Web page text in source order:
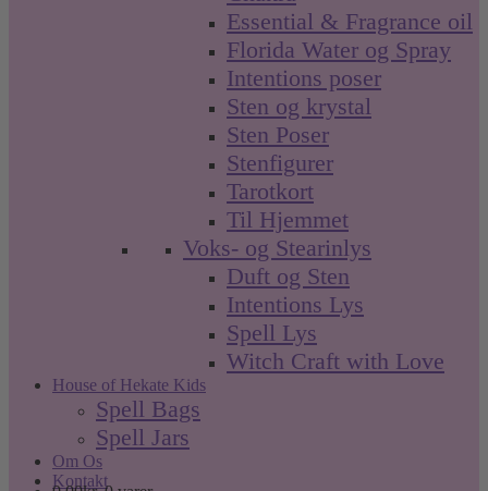
Essential & Fragrance oil
Florida Water og Spray
Intentions poser
Sten og krystal
Sten Poser
Stenfigurer
Tarotkort
Til Hjemmet
Voks- og Stearinlys
Duft og Sten
Intentions Lys
Spell Lys
Witch Craft with Love
House of Hekate Kids
Spell Bags
Spell Jars
Om Os
Kontakt